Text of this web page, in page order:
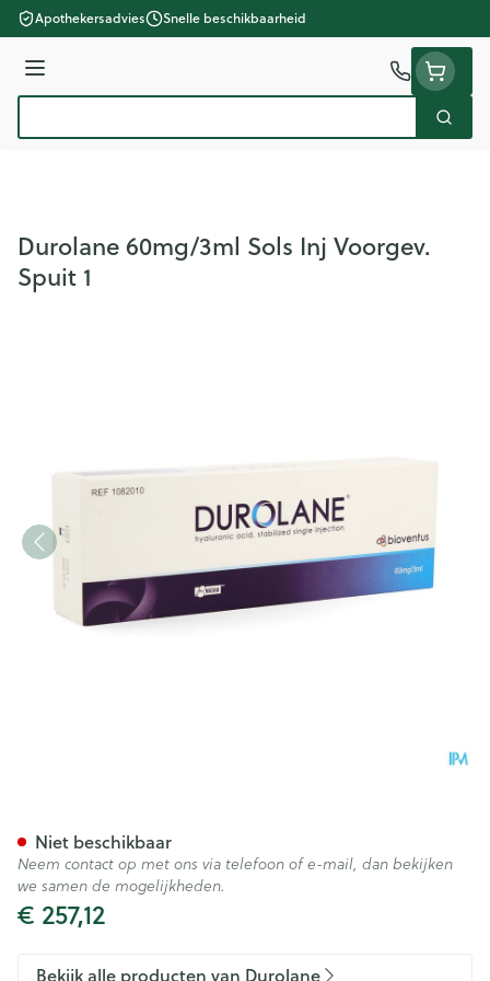
Ga naar de inhoud
Apothekersadvies Snelle beschikbaarheid
Menu
Zoek
Durolane 60mg/3ml Sols Inj Voorgev.
Spuit 1
€ 257,12
Niet beschikbaar
Neem contact op met ons via telefoon of e-mail, dan bekijken
we samen de mogelijkheden.
Bekijk alle producten van Durolane